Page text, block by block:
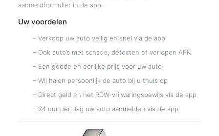
aanmeldformulier in de app.
Uw voordelen
– Verkoop uw auto veilig en snel via de app
– Ook auto’s met schade, defecten of verlopen APK
– Een goede en eerlijke prijs voor uw auto
– Wij halen persoonlijk de auto bij u thuis op
– Direct geld en het RDW-vrijwaringsbewijs via de app
– 24 uur per dag uw auto aanmelden via de app